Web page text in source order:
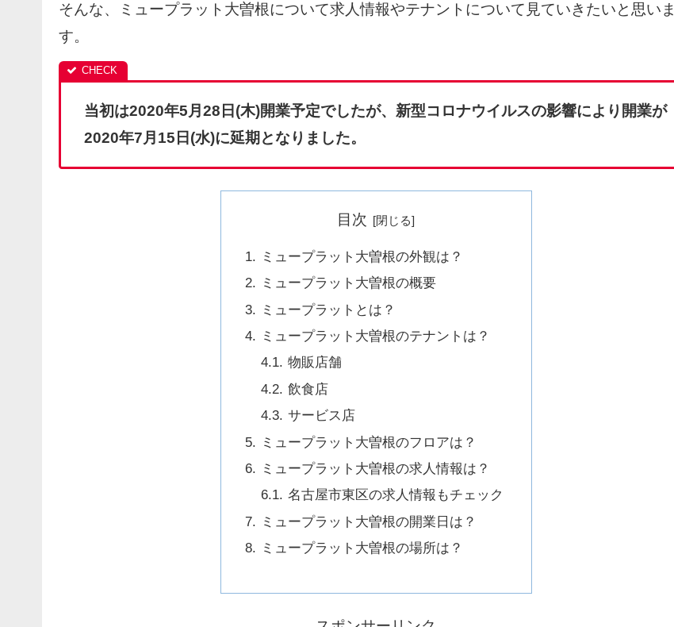
そんな、ミュープラット大曽根について求人情報やテナントについて見ていきたいと思いま
す。
当初は2020年5月28日(木)開業予定でしたが、新型コロナウイルスの影響により開業が
2020年7月15日(水)に延期となりました。
目次
ミュープラット大曽根の外観は？
ミュープラット大曽根の概要
ミュープラットとは？
ミュープラット大曽根のテナントは？
物販店舗
飲食店
サービス店
ミュープラット大曽根のフロアは？
ミュープラット大曽根の求人情報は？
名古屋市東区の求人情報もチェック
ミュープラット大曽根の開業日は？
ミュープラット大曽根の場所は？